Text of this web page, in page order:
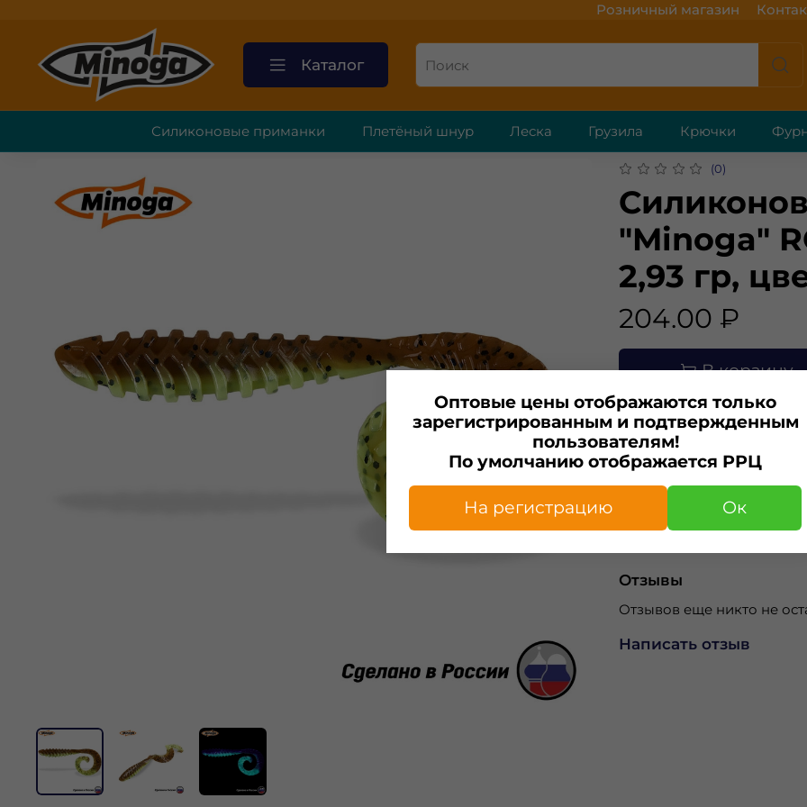
Розничный магазин
Каталог
Силиконовые приманки Плетёный шнур Леска Грузила Крючки
(0)
"Minoga"
2,93 гр,
204.00 ₽
В корзину
Характеристики
Изготовитель
ИП Капелька А.С.
Отзывы
Отзывов еще никто не
Написать отзыв
Оптовые цены отображаются только
зарегистрированным и подтвержденным
пользователям!
По умолчанию отображается РРЦ
На регистрацию Ок